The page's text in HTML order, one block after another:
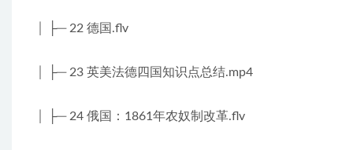
│ ├─ 22 德国.flv
│ ├─ 23 英美法德四国知识点总结.mp4
│ ├─ 24 俄国：1861年农奴制改革.flv